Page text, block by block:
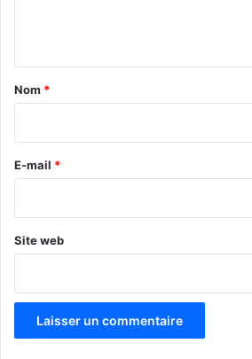
a
e
Nom *
E-mail *
Site web